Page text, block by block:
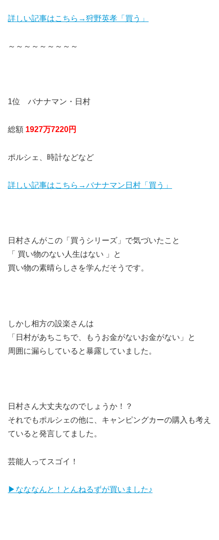
詳しい記事はこちら→狩野英孝「買う」
～～～～～～～～～
1位 バナナマン・日村
総額 1927万7220円
ポルシェ、時計などなど
詳しい記事はこちら→バナナマン日村「買う」
日村さんがこの「買うシリーズ」で気づいたこと
「 買い物のない人生はない 」と
買い物の素晴らしさを学んだそうです。
しかし相方の設楽さんは
「日村があちこちで、もうお金がないお金がない」と
周囲に漏らしていると暴露していました。
日村さん大丈夫なのでしょうか！？
それでもポルシェの他に、キャンピングカーの購入も考え
ていると発言してました。
芸能人ってスゴイ！
▶なななんと！とんねるずが買いました♪